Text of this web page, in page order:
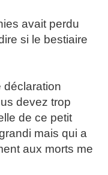
avait perdu
si le bestiaire
déclaration
devez trop
de ce petit
mais qui a
aux morts me